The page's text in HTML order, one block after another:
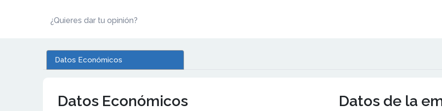
¿Quieres dar tu opinión?
Datos Económicos
Datos Económicos Datos de la